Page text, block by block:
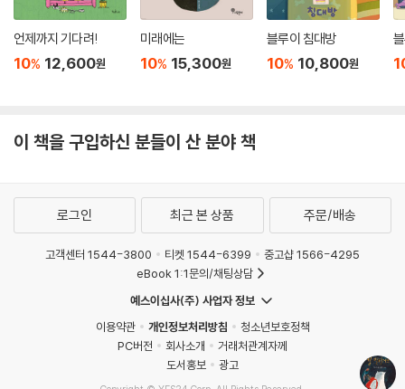
언제까지 기다려!
10% 12,600원
미래에는
10% 15,300원
블루이 침대방
10% 10,800원
이 책을 구입하신 분들이 산 분야 책
로그인 최근 본 상품 주문/배송
고객센터 1544-3800 티켓 1544-6399
중고샵 1566-4295
eBook 1:1문의/채팅상담
예스이십사(주) 사업자 정보
이용약관
개인정보처리방침
청소년보호정책
PC버전
회사소개
거래처관계자께
도서홍보
광고